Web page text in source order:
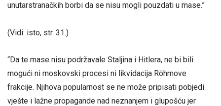
unutarstranačkih borbi da se nisu mogli pouzdati u mase.”
(Vidi: isto, str. 31.)
“Da te mase nisu podržavale Staljina i Hitlera, ne bi bili
mogući ni moskovski procesi ni likvidacija Röhmove
frakcije. Njihova popularnost se ne može pripisati pobjedi
vješte i lažne propagande nad neznanjem i glupošću jer